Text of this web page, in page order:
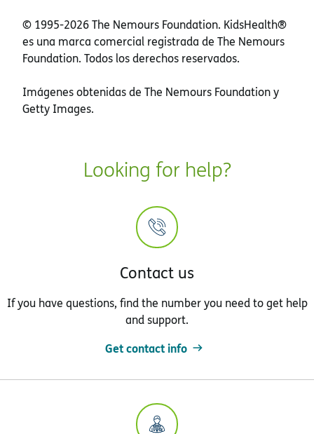
© 1995-2026 The Nemours Foundation. KidsHealth®
es una marca comercial registrada de The Nemours
Foundation. Todos los derechos reservados.
Imágenes obtenidas de The Nemours Foundation y
Getty Images.
Looking for help?
Contact us
If you have questions, find the number you need to get help
and support.
Get contact info